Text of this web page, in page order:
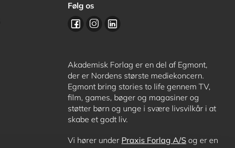
Følg os
Akademisk Forlag er en del af Egmont,
der er Nordens største mediekoncern.
Egmont bring stories to life gennem TV,
film, games, bøger og magasiner og
støtter børn og unge i svære livsvilkår i at
skabe et godt liv.
Vi hører under Praxis Forlag A/S og er en